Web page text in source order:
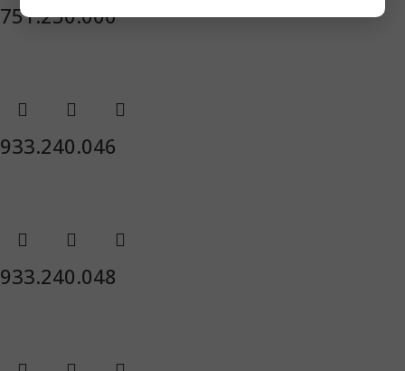
751.250.000
933.240.046
933.240.048